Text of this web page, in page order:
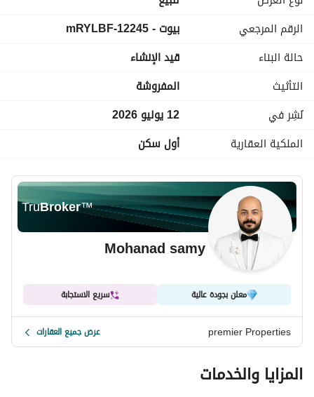
قريب من المدارس الدولية، الجامعات، والمناطق الخدمية
خدمات الكمبوند:
كاميرات مراقبة
مساحات خضراء واسعة
لاندسكيب وبحيرات صناعية
مناطق للمشي والجري
بوابات إلكترونية
الرقم المرجعي
بيوت - 12245-mRYLBF
حالة البناء
قيد الإنشاء
التأثيث
المفروشة
نُشِر في
12 يوليو 2026
الملكية العقارية
أول سكن
TruBroker™
Mohanad samy
معلن بجودة عالية سريع الاستجابة
premier Properties عرض جميع العقارات
المزايا والخدمات